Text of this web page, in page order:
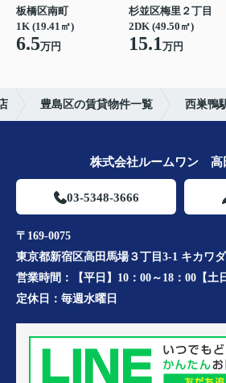
板橋区南町
1K (19.41㎡)
6.5万円
杉並区梅里２丁目
2DK (49.50㎡)
15.1万円
豊島区の賃貸物件一覧 西巣鴨
株式会社ルームワン 高
03-5348-3666
〒169-0075
東京都新宿区高田馬場３丁目3-1 キカワ
営業時間：
【平日】10：00～18：00【土
定休日： 毎週水曜日